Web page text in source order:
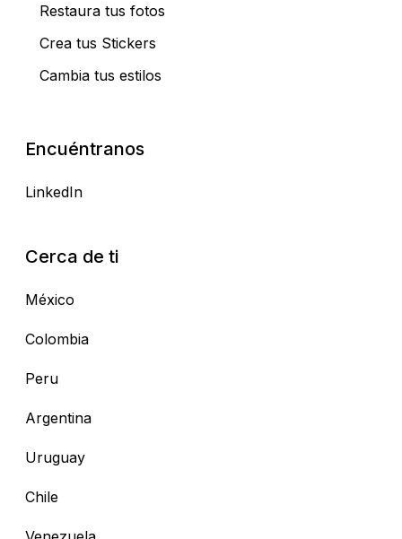
Restaura tus fotos
Crea tus Stickers
Cambia tus estilos
Encuéntranos
LinkedIn
Cerca de ti
México
Colombia
Peru
Argentina
Uruguay
Chile